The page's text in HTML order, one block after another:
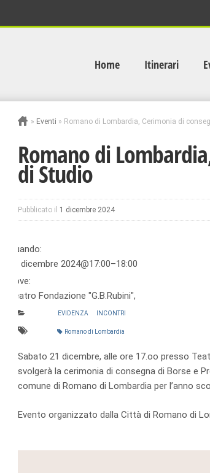
Home Itinerari
» Eventi » Romano di Lombardia, Cerimonia di
Romano di
di Studio
Pubblicato il 1 dicembre 2024
Quando:
21 dicembre 2024@17:00–18:00
Dove:
Teatro Fondazione "G.B.Rubini",
EVIDENZA INCONTRI
Romano di Lombardia
Sabato 21 dicembre, alle ore 17.oo presso
svolgerà la cerimonia di consegna di Borse e
comune di Romano di Lombardia per l’anno
Evento organizzato dalla Città di Romano di